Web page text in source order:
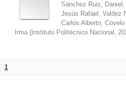
Sánchez Ruiz, Daniel ;
Jesús Rafael ; Valdez
Carlos Alberto; Covelo
Irma ( Instituto Politécnico Nacional ,
1